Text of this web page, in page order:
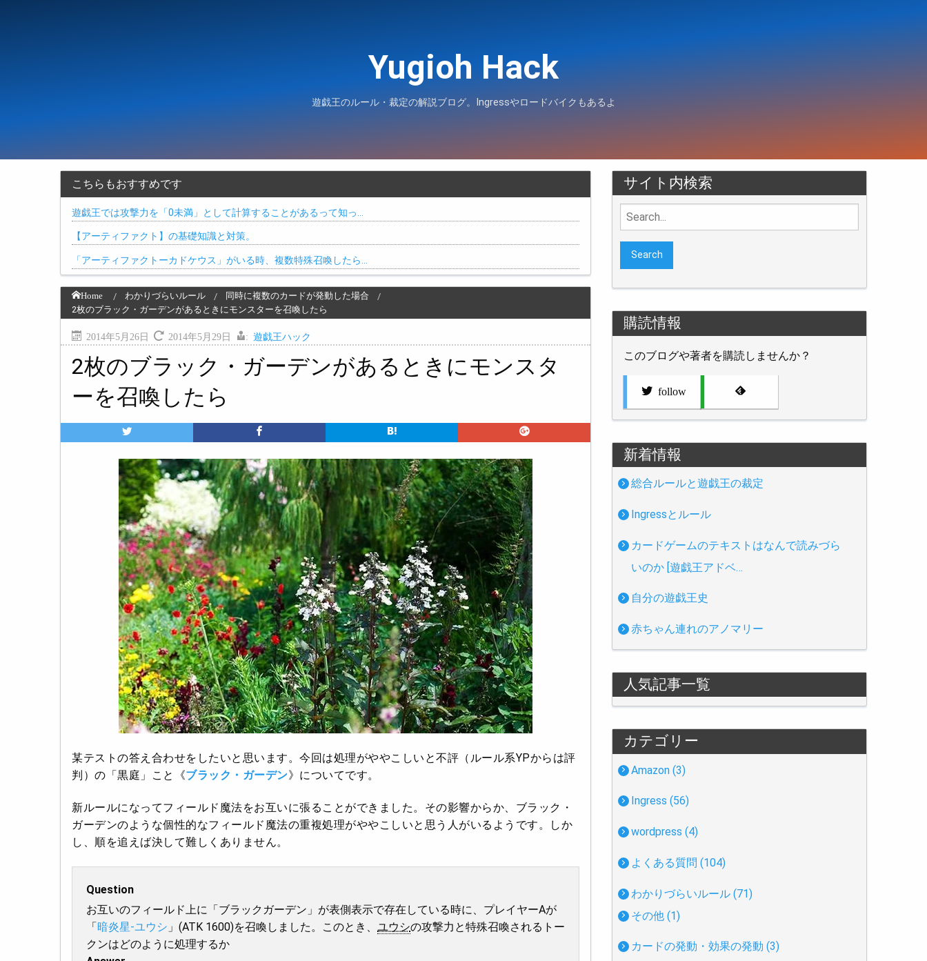
Yugioh Hack
遊戯王のルール・裁定の解説ブログ。Ingressやロードバイクもあるよ
こちらもおすすめです
遊戯王では攻撃力を「0未満」として計算することがあるって知っ…
【アーティファクト】の基礎知識と対策。
「アーティファクトーカドケウス」がいる時、複数特殊召喚したら…
Home わかりづらいルール
同時に複数のカードが発動した場合
2枚のブラック・ガーデンがあるときにモンスターを召喚したら
2014年5月26日 2014年5月29日 : 遊戯王ハック
2枚のブラック・ガーデンがあるときにモンスタ
ーを召喚したら
某テストの答え合わせをしたいと思います。今回は処理がややこしいと不評（ルール系YPからは評
判）の「黒庭」こと《ブラック・ガーデン》についてです。
新ルールになってフィールド魔法をお互いに張ることができました。その影響からか、ブラック・
ガーデンのような個性的なフィールド魔法の重複処理がややこしいと思う人がいるようです。しか
し、順を追えば決して難しくありません。
Question
お互いのフィールド上に「ブラックガーデン」が表側表示で存在している時に、プレイヤーAが
「 暗炎星-ユウシ 」(ATK 1600)を召喚しました。このとき、 ユウシの攻撃力と特殊召喚されるトー
クンはどのように処理するか
サイト内検索
Search
for:
購読情報
このブログや著者を購読しませんか？
follow
新着情報
総合ルールと遊戯王の裁定
Ingressとルール
カードゲームのテキストはなんで読みづら
いのか [遊戯王アドベ…
自分の遊戯王史
赤ちゃん連れのアノマリー
人気記事一覧
カテゴリー
Amazon (3)
Ingress (56)
wordpress (4)
よくある質問 (104)
わかりづらいルール (71)
その他 (1)
カードの発動・効果の発動 (3)